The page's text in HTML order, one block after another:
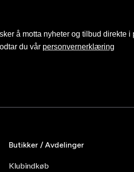
å motta nyheter og tilbud direkte i
du vår personvernerklæring
Butikker / Avdelinger
Klubindkøb